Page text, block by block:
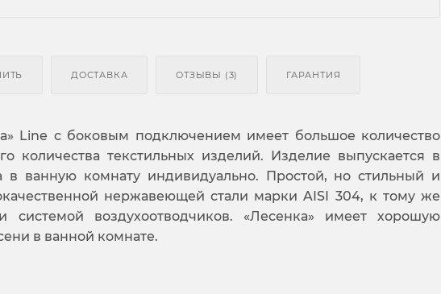
ДОСТАВКА ОТЗЫВЫ (3) ГАРАНТИЯ
Line с боковым подключением имеет большое количество
количества текстильных изделий. Изделие выпускается в
в ванную комнату индивидуально. Простой, но стильный и
нержавеющей стали марки AISI 304, к тому же
системой воздухоотводчиков. «Лесенка» имеет хорошую
в ванной комнате.